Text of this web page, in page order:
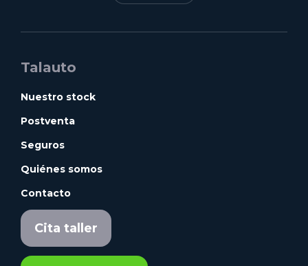
Talauto
Nuestro stock
Postventa
Seguros
Quiénes somos
Contacto
Cita taller